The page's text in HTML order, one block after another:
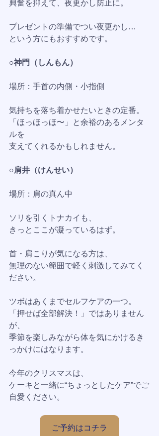
興奮を抑えて、夜更かし防止に。
プレゼントの準備でつい夜更かし…
という方にもおすすめです。
○神門（しんもん）
場所：手首の内側・小指側
気持ちを落ち着かせたいときの定番。
「ほっほっほ〜」と余裕のあるメンタ
ルを
支えてくれるかもしれません。
○肩井（けんせい）
場所：肩の真ん中
ソリを引くトナカイも、
きっとここが凝っているはず。
首・肩こりが気になる方は、
無理のない範囲で軽く刺激してみてく
ださい。
ツボはあくまでセルフケアの一つ。
「押せば全部解決！」ではありません
が、
季節を楽しみながら体を気にかけるき
っかけにはなります。
今年のクリスマスは、
ケーキと一緒に“ちょっとしたケア”でご
自愛ください。
ご予約はコチラ